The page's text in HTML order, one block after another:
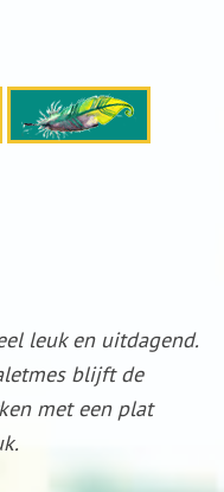
leuk en uitdagend.
blijft de
met een plat